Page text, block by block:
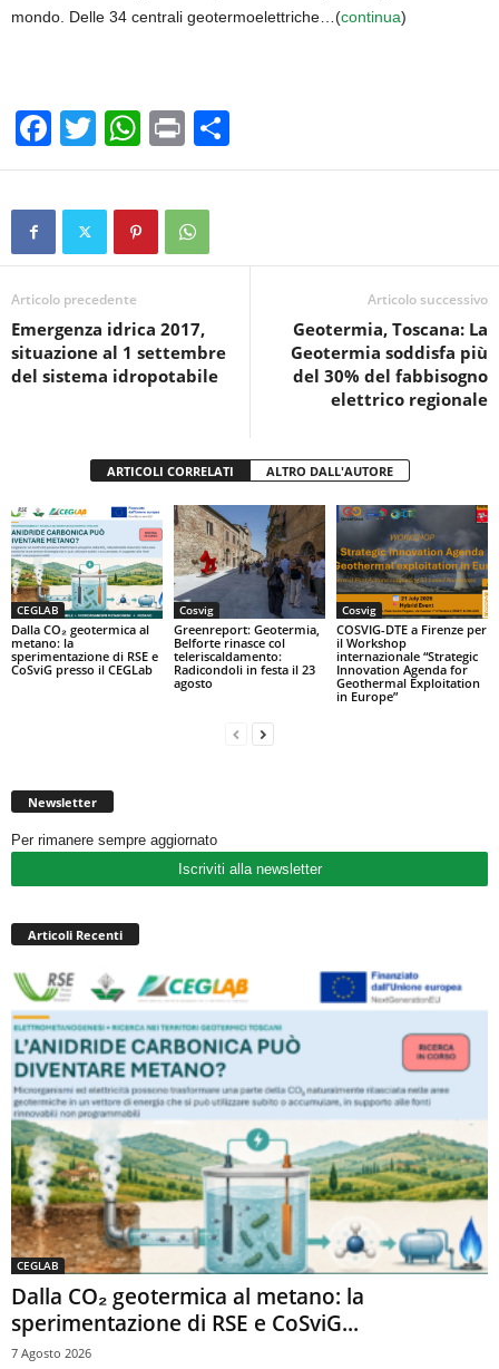
mondo. Delle 34 centrali geotermoelettriche…(continua)
F
a
c
b
o
o
k
T
wi
tt
W
h
at
s
A
p
Pr
in
t
o
vi
Articolo precedente
Emergenza idrica 2017,
situazione al 1 settembre
del sistema idropotabile
Articolo successivo
Geotermia, Toscana: La
Geotermia soddisfa più
del 30% del fabbisogno
elettrico regionale
ARTICOLI CORRELATI ALTRO DALL'AUTORE
CEGLAB
Dalla CO₂ geotermica al
metano: la
sperimentazione di RSE e
CoSviG presso il CEGLab
Cosvig
Greenreport: Geotermia,
Belforte rinasce col
teleriscaldamento:
Radicondoli in festa il 23
agosto
Cosvig
COSVIG-DTE a Firenze per
il Workshop
internazionale “Strategic
Innovation Agenda for
Geothermal Exploitation
in Europe”
Newsletter
Per rimanere sempre aggiornato
Iscriviti alla newsletter
Articoli Recenti
CEGLAB
Dalla CO₂ geotermica al metano: la
sperimentazione di RSE e CoSviG...
7 Agosto 2026